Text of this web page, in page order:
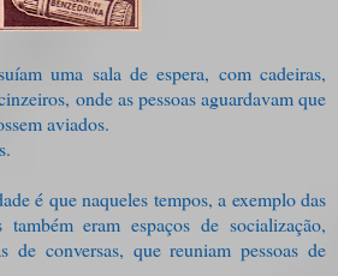
uma sala de espera, com cadeiras,
onde as pessoas aguardavam que
aviados.
é que naqueles tempos, a exemplo das
também eram espaços de socialização,
de conversas, que reuniam pessoas de